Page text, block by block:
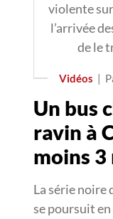
violente
l’arrivée
de le
Vidéos |
Un bus
ravin à
moins
La série noire
se poursuit